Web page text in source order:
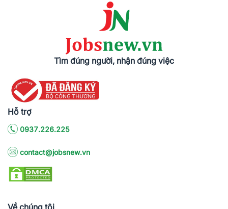
Tìm đúng người, nhận đúng việc
Hỗ trợ
0937.226.225
contact@jobsnew.vn
Về chúng tôi